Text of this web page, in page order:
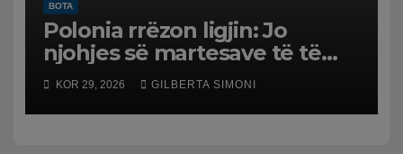
BOTA
Polonia rrëzon ligjin: Jo
njohjes së martesave të të
njëjtit seks
KOR 29, 2026 GILBERTA SIMONI